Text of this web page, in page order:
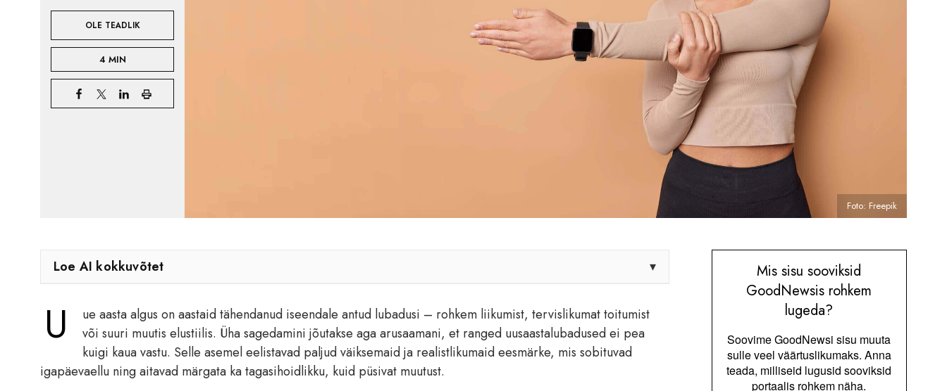
OLE TEADLIK
4 MIN
Foto: Freepik
Loe AI kokkuvõtet ▾
U
ue aasta algus on aastaid tähendanud iseendale antud lubadusi – rohkem liikumist, tervislikumat toitumist
või suuri muutis elustiilis. Üha sagedamini jõutakse aga arusaamani, et ranged uusaastalubadused ei pea
kuigi kaua vastu. Selle asemel eelistavad paljud väiksemaid ja realistlikumaid eesmärke, mis sobituvad
igapäevaellu ning aitavad märgata ka tagasihoidlikku, kuid püsivat muutust.
Mis sisu sooviksid
GoodNewsis rohkem
lugeda?
Soovime GoodNewsi sisu muuta
sulle veel väärtuslikumaks. Anna
teada, milliseid lugusid sooviksid
portaalis rohkem näha.